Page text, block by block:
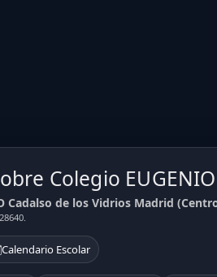
Colegio
Cadalso de los Vidrios Madrid
Calendario Escolar